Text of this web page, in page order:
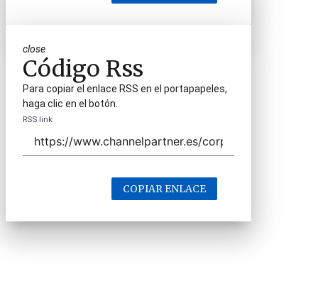
close
Código Rss
Para copiar el enlace RSS en el portapapeles,
haga clic en el botón.
RSS link
COPIAR ENLACE